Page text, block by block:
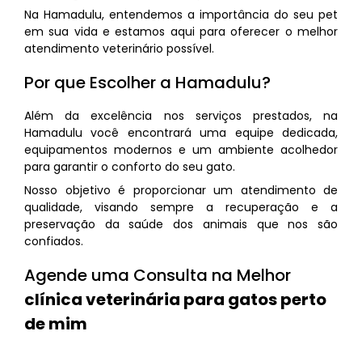
Na Hamadulu, entendemos a importância do seu pet
em sua vida e estamos aqui para oferecer o melhor
atendimento veterinário possível.
Por que Escolher a Hamadulu?
Além da excelência nos serviços prestados, na
Hamadulu você encontrará uma equipe dedicada,
equipamentos modernos e um ambiente acolhedor
para garantir o conforto do seu gato.
Nosso objetivo é proporcionar um atendimento de
qualidade, visando sempre a recuperação e a
preservação da saúde dos animais que nos são
confiados.
Agende uma Consulta na Melhor
clínica veterinária para gatos perto
de mim